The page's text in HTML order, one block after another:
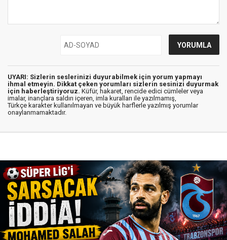
UYARI: Sizlerin seslerinizi duyurabilmek için yorum yapmayı
ihmal etmeyin. Dikkat çeken yorumları sizlerin sesinizi duyurmak
için haberleştiriyoruz. Küfür, hakaret, rencide edici cümleler veya
imalar, inançlara saldırı içeren, imla kuralları ile yazılmamış,
Türkçe karakter kullanılmayan ve büyük harflerle yazılmış yorumlar
onaylanmamaktadır.